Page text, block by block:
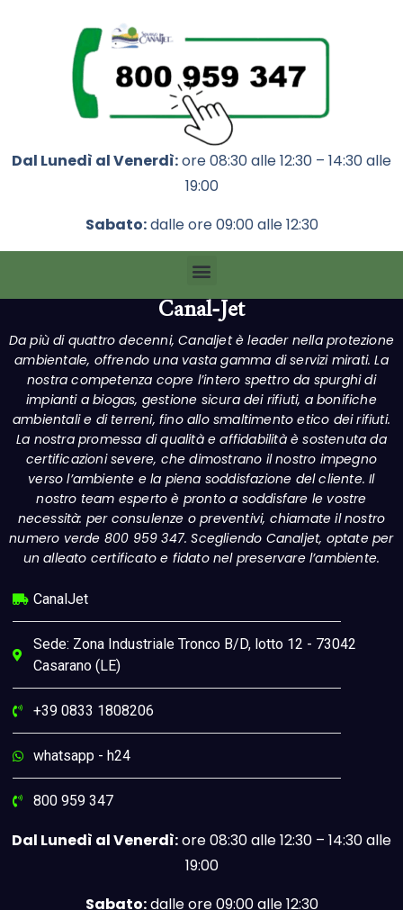
Dal Lunedì al Venerdì:ore 08:30 alle 12:30 – 14:30 alle
19:00
Sabato:dalle ore 09:00 alle 12:30
Canal-Jet
Da più di quattro decenni, Canaljet è leader nella protezione
ambientale, offrendo una vasta gamma di servizi mirati. La
nostra competenza copre l’intero spettro da spurghi di
impianti a biogas, gestione sicura dei rifiuti, a bonifiche
ambientali e di terreni, fino allo smaltimento etico dei rifiuti.
La nostra promessa di qualità e affidabilità è sostenuta da
certificazioni severe, che dimostrano il nostro impegno
verso l’ambiente e la piena soddisfazione del cliente. Il
nostro team esperto è pronto a soddisfare le vostre
necessità: per consulenze o preventivi, chiamate il nostro
numero verde 800 959 347. Scegliendo Canaljet, optate per
un alleato certificato e fidato nel preservare l’ambiente.
CanalJet
Sede: Zona Industriale Tronco B/D, lotto 12 - 73042
Casarano (LE)
+39 0833 1808206
whatsapp - h24
800 959 347
Dal Lunedì al Venerdì:ore 08:30 alle 12:30 – 14:30 alle
19:00
Sabato:dalle ore 09:00 alle 12:30